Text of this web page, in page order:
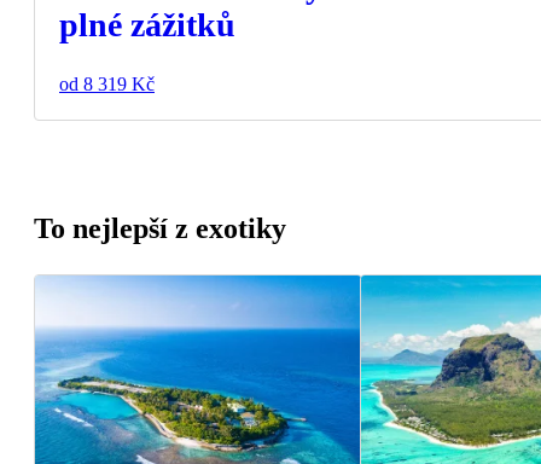
plné zážitků
od 8 319 Kč
To nejlepší z exotiky